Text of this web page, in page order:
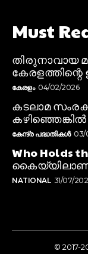
Must
തിരുനാവായ
കേരളം 04/02/2026
കടലാമ
കേന്ദ്ര പദ്ധതികൾ 03/
Who Holds
കൈയ്യിലാണ്
NATIONAL 31/07/
© 2017-